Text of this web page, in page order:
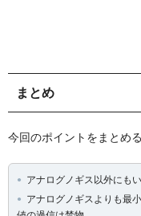
まとめ
今回のポイントをまとめ
アナログノギス以外にも
アナログノギスよりも最